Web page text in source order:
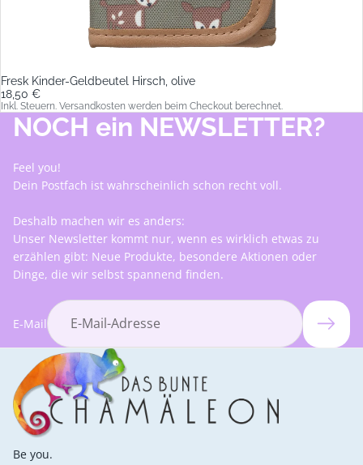
Fresk Kinder-Geldbeutel Hirsch, olive
18,50 €
Inkl. Steuern. Versandkosten werden beim Checkout berechnet.
NOCH ein NEWSLETTER?
Feel you!
Dein Postfach ist wahrscheinlich schon recht voll.
Deshalb machen wir es anders:
Unser Newsletter kommt nur, wenn es wirklich etwas zu
erzählen gibt: Neue Produkte, besondere Aktionen oder
Dinge, die wir selbst spannend finden.
E-Mail
Be you.